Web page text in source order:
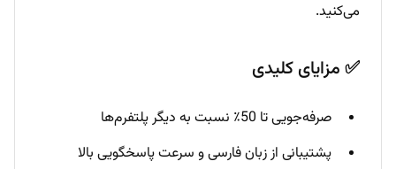
می‌کنید.
✅ مزایای کلیدی
صرفه‌جویی تا 50٪ نسبت به دیگر پلتفرم‌ها
پشتیبانی از زبان فارسی و سرعت پاسخگویی بالا